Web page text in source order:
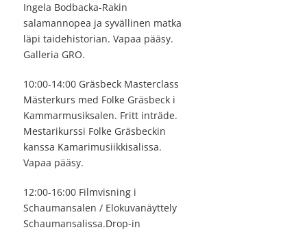
Ingela Bodbacka-Rakin
salamannopea ja syvällinen matka
läpi taidehistorian. Vapaa pääsy.
Galleria GRO.
10:00-14:00 Gräsbeck Masterclass
Mästerkurs med Folke Gräsbeck i
Kammarmusiksalen. Fritt inträde.
Mestarikurssi Folke Gräsbeckin
kanssa Kamarimusiikkisalissa.
Vapaa pääsy.
12:00-16:00 Filmvisning i
Schaumansalen / Elokuvanäyttely
Schaumansalissa.Drop-in